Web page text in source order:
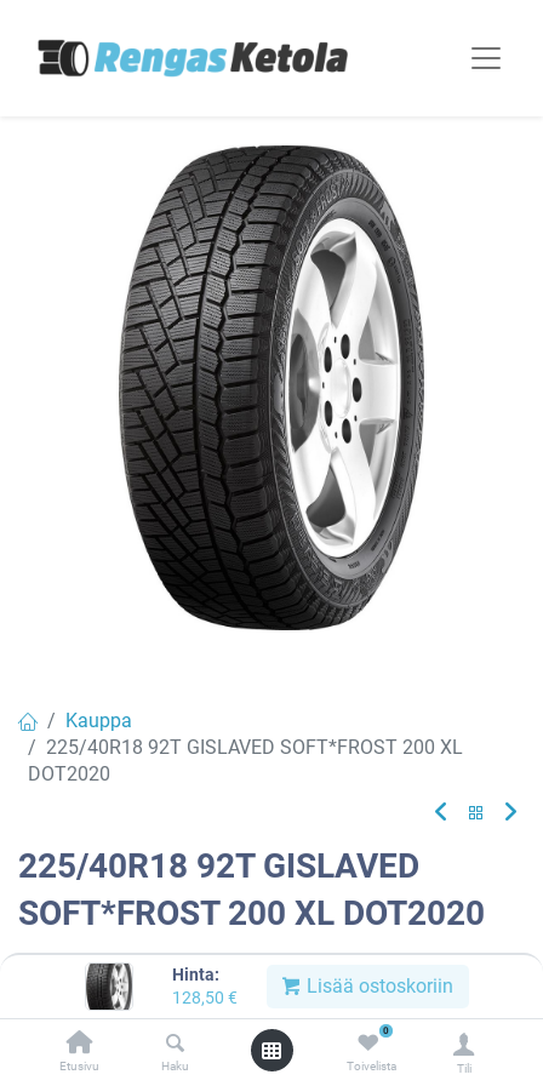
Hinta:
128,50 € Lisää ostoskoriin
Etusivu Haku
0
Toivelista Tili
Kauppa
225/40R18 92T GISLAVED SOFT*FROST 200 XL
DOT2020
225/40R18 92T GISLAVED
SOFT*FROST 200 XL DOT2020
Tuotekoodi:632670
Tuotetta ei ole enää saatavilla.